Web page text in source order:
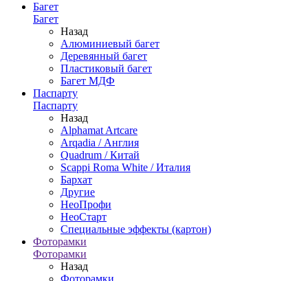
Багет
Багет
Назад
Алюминиевый багет
Деревянный багет
Пластиковый багет
Багет МДФ
Паспарту
Паспарту
Назад
Alphamat Artcare
Arqadia / Англия
Quadrum / Китай
Scappi Roma White / Италия
Бархат
Другие
НеоПрофи
НеоСтарт
Специальные эффекты (картон)
Фоторамки
Фоторамки
Назад
Фоторамки